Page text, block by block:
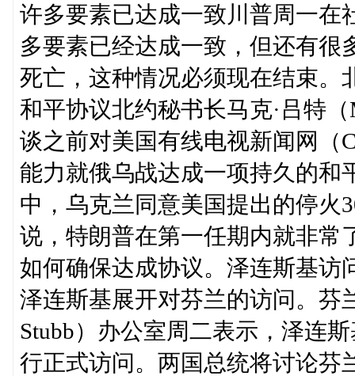
许多要素已达成一致川普周一在
多要素已经达成一致，但还有很
死亡，这种情况必须现在结束。
和平协议北约秘书长马克·吕特
谈之前对美国有线电视新闻网（
能力就俄乌战达成一项持久的和
中，乌克兰同意美国提出的停火
说，特朗普在第一任期内就非常
如何确保达成协议。泽连斯基访
泽连斯基展开对芬兰的访问。芬
Stubb）办公室周二表示，泽连
行正式访问。两国总统将讨论芬